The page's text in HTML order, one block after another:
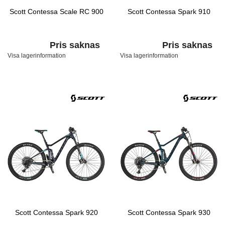
Scott Contessa Scale RC 900
Pris saknas
Visa lagerinformation
Scott Contessa Spark 910
Pris saknas
Visa lagerinformation
Scott Contessa Spark 920 Scott Contessa Spark 930